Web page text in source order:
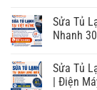
Sửa Tủ
Nhanh
Sửa Tủ
| Điện